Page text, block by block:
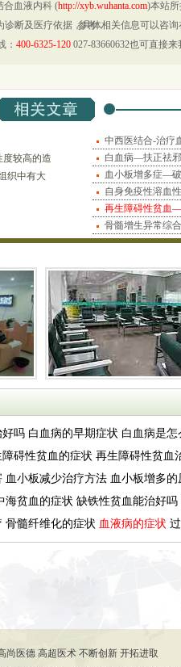
合血液内科 (http://xyb.wuhanta.com)本站
参考，
诊断及医疗依据，具体相关信息可以咨询
： 400-6325-120027-83660632也可直接来
度较高的造
织中有大
中西医结合-治疗
白血病—扶正祛
血小板增多症—
解生自身免疫性溶血
化瘀再生障碍性贫血
关”骨髓增生异常综
肾，
好吗 白血病的早期症状 白血病是怎
障碍性贫血的症状 再生障碍性贫血
血小板减少治疗方法 血小板增多的
海贫血的症状 缺铁性贫血能治好吗
骨髓纤维化的症状 血液病的症状
尚医德 高超医术 不断创新 开拓进取